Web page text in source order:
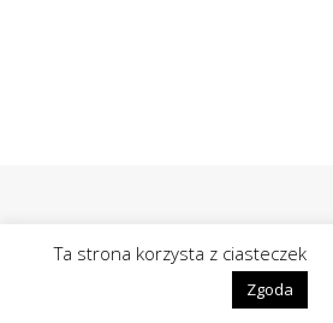
@2019 - Wszelkie prawa zastrzeżone |
Ta strona korzysta z ciasteczek
Zgoda